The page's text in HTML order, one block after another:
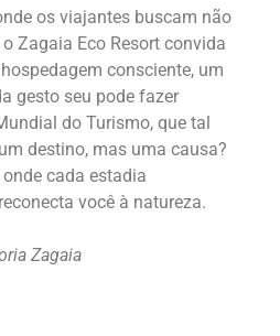
os viajantes buscam não
Zagaia Eco Resort convida
consciente, um
gesto seu pode fazer
do Turismo, que tal
destino, mas uma causa?
cada estadia
você à natureza.
Zagaia